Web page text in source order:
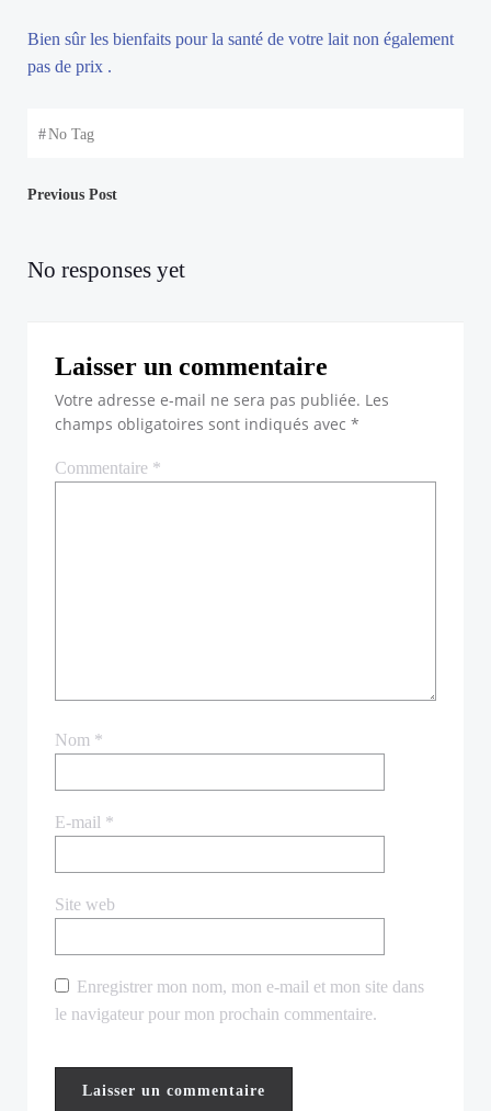
Bien sûr les bienfaits pour la santé de votre lait non également
pas de prix .
#No Tag
Navigation
de
Previous Post
No responses yet
Laisser un commentaire
Votre adresse e-mail ne sera pas publiée. Les
champs obligatoires sont indiqués avec *
Commentaire *
Nom *
E-mail *
Site web
Enregistrer mon nom, mon e-mail et mon site dans
le navigateur pour mon prochain commentaire.